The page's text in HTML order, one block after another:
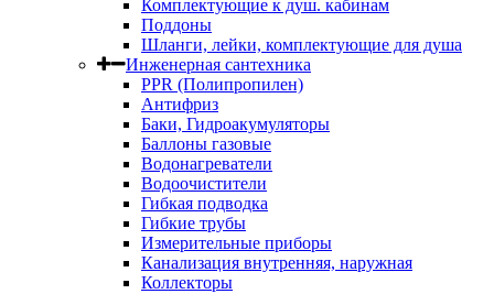
Комплектующие к душ. кабинам
Поддоны
Шланги, лейки, комплектующие для душа
Инженерная сантехника
PPR (Полипропилен)
Антифриз
Баки, Гидроакумуляторы
Баллоны газовые
Водонагреватели
Водоочистители
Гибкая подводка
Гибкие трубы
Измерительные приборы
Канализация внутренняя, наружная
Коллекторы